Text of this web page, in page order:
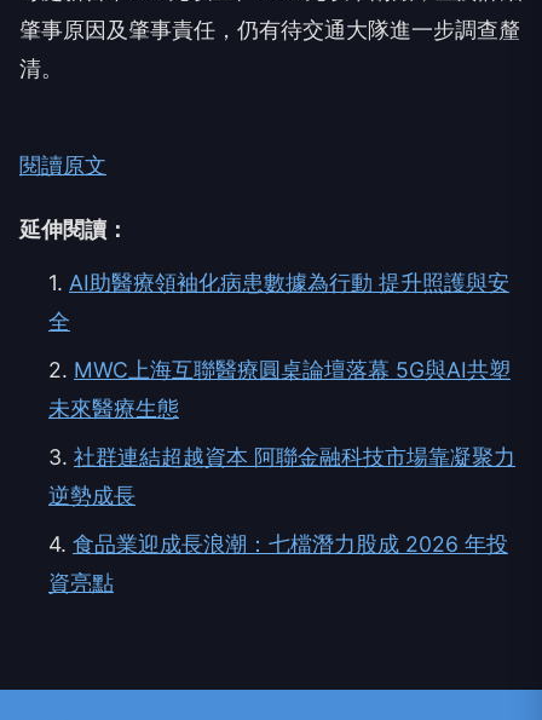
檢測。初步研判，事故疑因戴男左轉未禮讓直行車先
行所致，將依《道路交通管理處罰條例》製單舉發，
可處新台幣600元以上、1800元以下罰鍰；至於詳細
清。
延伸閱讀：
1. AI助醫療領袖化病患數據為行動 提升照護與安
全
2. MWC上海互聯醫療圓桌論壇落幕 5G與AI共塑
未來醫療生態
3.社群連結超越資本 阿聯金融科技市場靠凝聚力
逆勢成長